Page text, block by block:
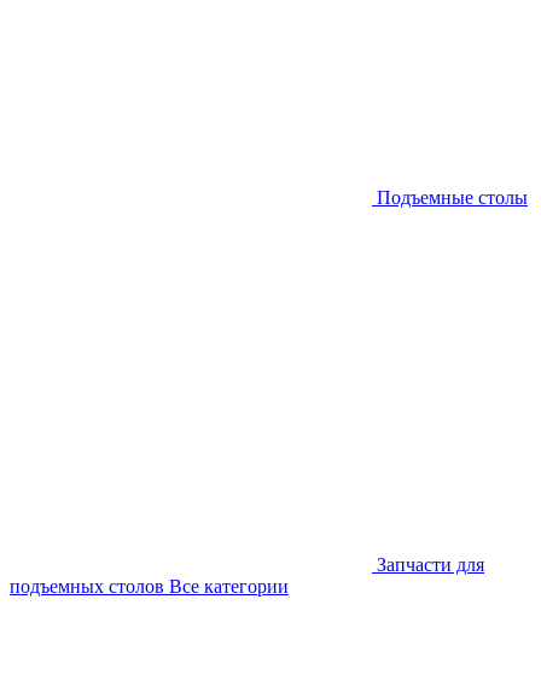
Подъемные столы
Запчасти для
подъемных столов Все категории